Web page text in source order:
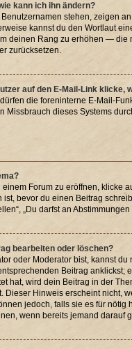
kann ich ihn ändern?
stehen, zeigen
kannst du den Wortlaut
deinen Rang zu erhöhen — die
zurücksetzen.
auf den E-Mail-Link klicke,
die foreninterne E-Mail-
Missbrauch dieses Systems
Forum zu eröffnen, klicke
ist, bevor du einen Beitrag
„Du darfst an
bearbeiten oder löschen?
oder Moderator bist, kannst
Beitrag
hat, wird dein Beitrag in der
Dieser Hinweis erscheint nicht,
jedoch, falls sie es für
wenn bereits jemand darauf